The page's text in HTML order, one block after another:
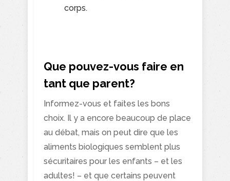
corps.
Que pouvez-vous faire en
tant que parent?
Informez-vous et faites les bons
choix. Il y a encore beaucoup de place
au débat, mais on peut dire que les
aliments biologiques semblent plus
sécuritaires pour les enfants – et les
adultes! – et que certains peuvent